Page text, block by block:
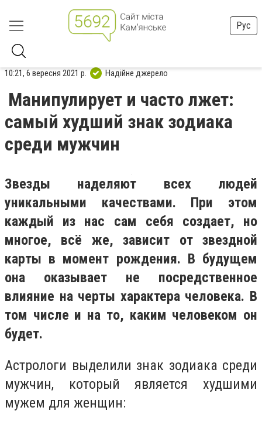
Рус
10:21, 6 вересня 2021 р. Надійне джерело
Манипулирует и часто лжет:
самый худший знак зодиака
среди мужчин
Звезды наделяют всех людей
уникальными качествами. При этом
каждый из нас сам себя создает, но
многое, всё же, зависит от звездной
карты в момент рождения. В будущем
она оказывает не посредственное
влияние на черты характера человека. В
том числе и на то, каким человеком он
будет.
Астрологи выделили знак зодиака среди
мужчин, который является худшими
мужем для женщин: